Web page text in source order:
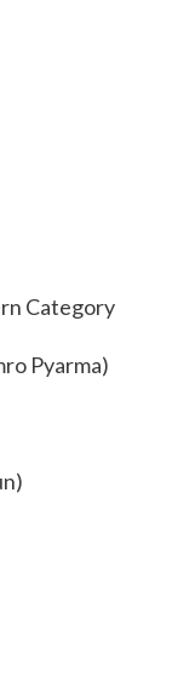
Category
Pyarma)